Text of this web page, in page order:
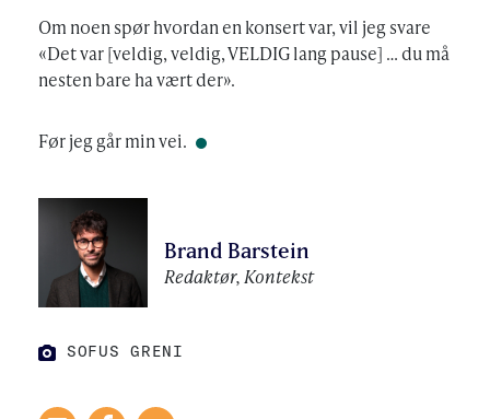
Om noen spør hvordan en konsert var, vil jeg svare
«Det var [veldig, veldig, VELDIG lang pause] … du må
nesten bare ha vært der».
Før jeg går min vei.
Brand Barstein
Redaktør, Kontekst
FOTO:
SOFUS GRENI